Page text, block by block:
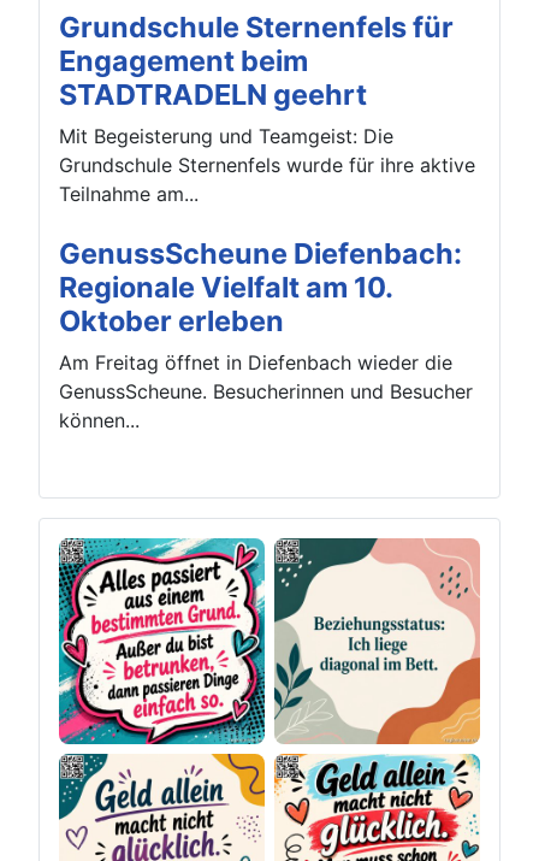
Grundschule Sternenfels für
Engagement beim
STADTRADELN geehrt
Mit Begeisterung und Teamgeist: Die
Grundschule Sternenfels wurde für ihre aktive
Teilnahme am...
GenussScheune Diefenbach:
Regionale Vielfalt am 10.
Oktober erleben
Am Freitag öffnet in Diefenbach wieder die
GenussScheune. Besucherinnen und Besucher
können...